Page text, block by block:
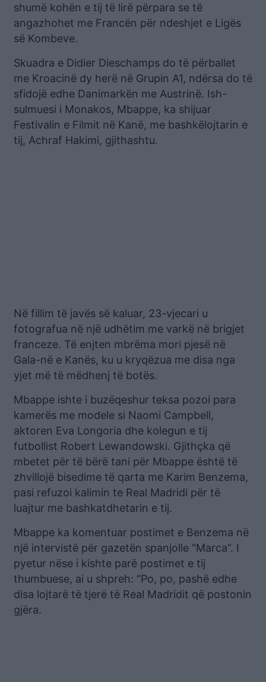
shumë kohën e tij të lirë përpara se të
angazhohet me Francën për ndeshjet e Ligës
së Kombeve.
Skuadra e Didier Dieschamps do të përballet
me Kroacinë dy herë në Grupin A1, ndërsa do të
sfidojë edhe Danimarkën me Austrinë. Ish-
sulmuesi i Monakos, Mbappe, ka shijuar
Festivalin e Filmit në Kanë, me bashkëlojtarin e
tij, Achraf Hakimi, gjithashtu.
Në fillim të javës së kaluar, 23-vjecari u
fotografua në një udhëtim me varkë në brigjet
franceze. Të enjten mbrëma mori pjesë në
Gala-në e Kanës, ku u kryqëzua me disa nga
yjet më të mëdhenj të botës.
Mbappe ishte i buzëqeshur teksa pozoi para
kamerës me modele si Naomi Campbell,
aktoren Eva Longoria dhe kolegun e tij
futbollist Robert Lewandowski. Gjithçka që
mbetet për të bërë tani për Mbappe është të
zhvillojë bisedime të qarta me Karim Benzema,
pasi refuzoi kalimin te Real Madridi për të
luajtur me bashkatdhetarin e tij.
Mbappe ka komentuar postimet e Benzema në
një intervistë për gazetën spanjolle “Marca”. I
pyetur nëse i kishte parë postimet e tij
thumbuese, ai u shpreh: “Po, po, pashë edhe
disa lojtarë të tjerë të Real Madridit që postonin
gjëra.